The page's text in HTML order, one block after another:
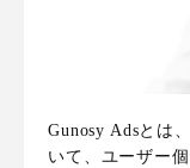
Gunosy Adsとは
いて、ユーザー